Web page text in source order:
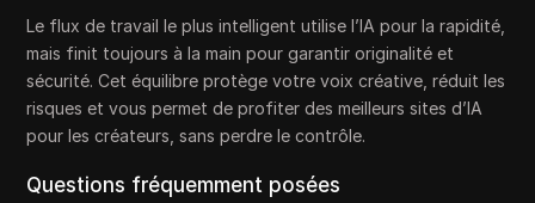
Le flux de travail le plus intelligent utilise l’IA pour la rapidité,
mais finit toujours à la main pour garantir originalité et
sécurité. Cet équilibre protège votre voix créative, réduit les
risques et vous permet de profiter des meilleurs sites d’IA
pour les créateurs, sans perdre le contrôle.
Questions fréquemment posées